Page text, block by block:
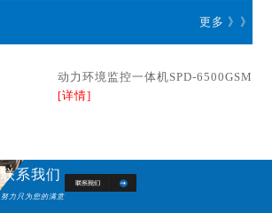
更多 》》
动力环境监控一体机SPD-6500GSM
[详情]
联系我们
努力只为您的满意